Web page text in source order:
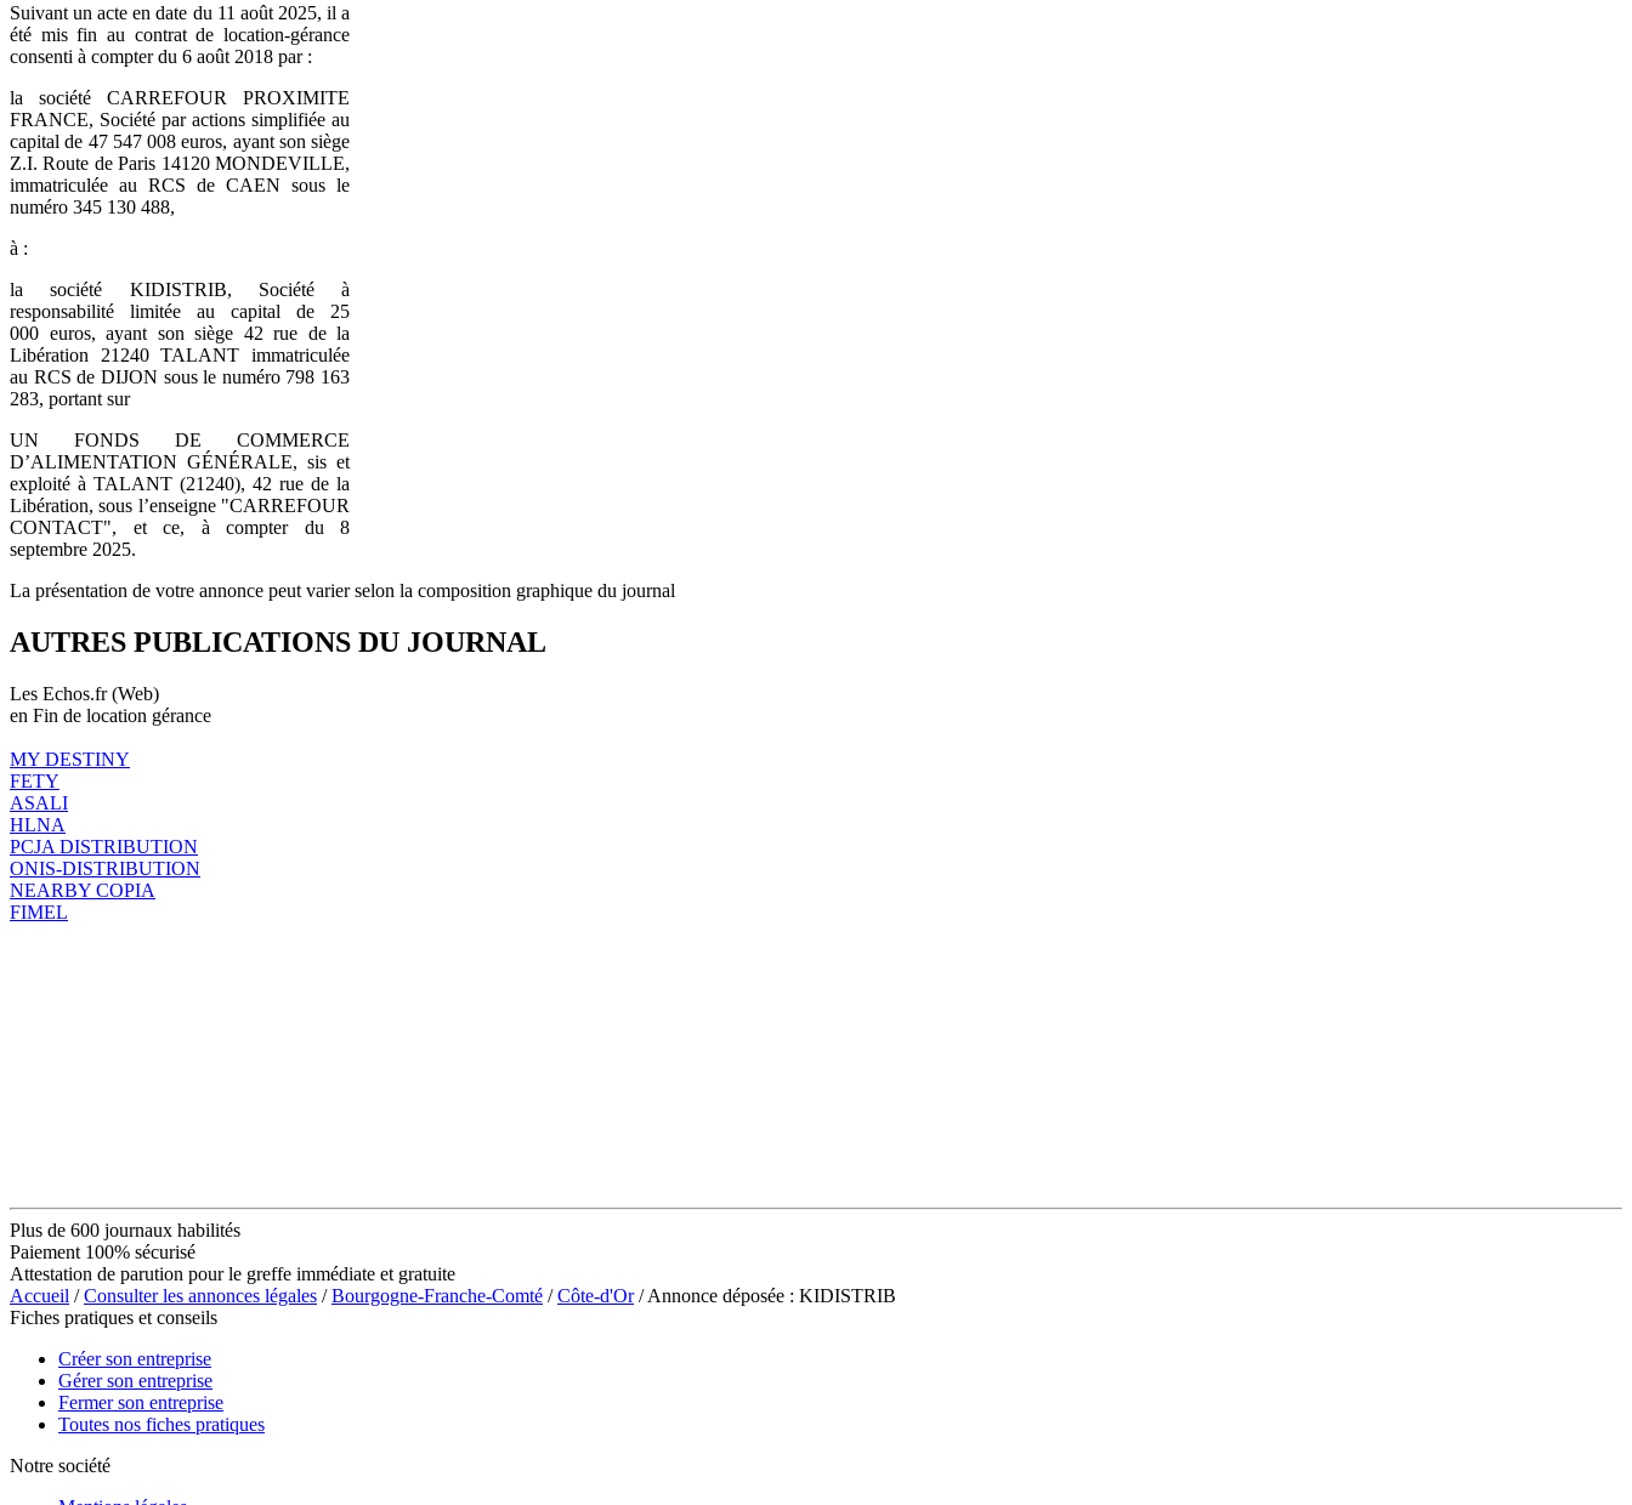
Suivant un acte en date du 11 août 2025, il a
été mis fin au contrat de location-gérance
consenti à compter du 6 août 2018 par :
la société CARREFOUR PROXIMITE
FRANCE, Société par actions simplifiée au
capital de 47 547 008 euros, ayant son siège
Z.I. Route de Paris 14120 MONDEVILLE,
immatriculée au RCS de CAEN sous le
numéro 345 130 488,
à :
la société KIDISTRIB, Société à
responsabilité limitée au capital de 25
000 euros, ayant son siège 42 rue de la
Libération 21240 TALANT immatriculée
au RCS de DIJON sous le numéro 798 163
283, portant sur
UN FONDS DE COMMERCE
D’ALIMENTATION GÉNÉRALE, sis et
exploité à TALANT (21240), 42 rue de la
Libération, sous l’enseigne "CARREFOUR
CONTACT", et ce, à compter du 8
septembre 2025.
La présentation de votre annonce peut varier selon la composition graphique du journal
AUTRES PUBLICATIONS DU JOURNAL
Les Echos.fr (Web)
en Fin de location gérance
MY DESTINY
FETY
ASALI
HLNA
PCJA DISTRIBUTION
ONIS-DISTRIBUTION
NEARBY COPIA
FIMEL
Plus de 600 journaux habilités
Paiement 100% sécurisé
Attestation de parution pour le greffe immédiate et gratuite
Accueil /Consulter les annonces légales /Bourgogne-Franche-Comté /Côte-d'Or/ Annonce déposée : KIDISTRIB
Fiches pratiques et conseils
Créer son entreprise
Gérer son entreprise
Fermer son entreprise
Toutes nos fiches pratiques
Notre société